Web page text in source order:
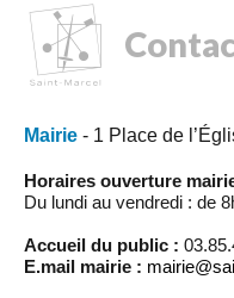
Mairie - 1 Place de
Horaires ouverture
Du lundi au vendredi : de
Accueil du public :
E.mail mairie :